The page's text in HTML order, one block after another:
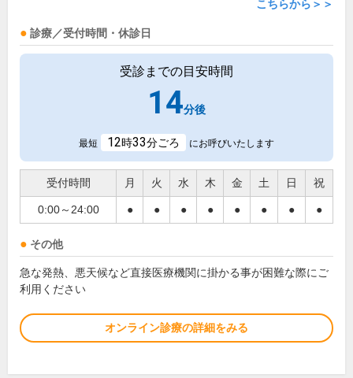
こちらから＞＞
診療／受付時間・休診日
受診までの目安時間
14分後
最短 12時33分ごろ にお呼びいたします
受付時間 月 火 水 木 金 土 日 祝
0:00～24:00 ● ● ● ● ● ● ● ●
その他
急な発熱、悪天候など直接医療機関に掛かる事が困難な際にご
利用ください
オンライン診療の詳細をみる